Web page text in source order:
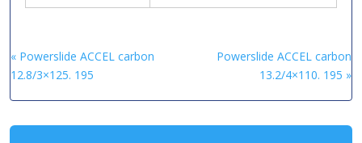
« Powerslide ACCEL carbon
12.8/3×125. 195
Powerslide ACCEL carbon
13.2/4×110. 195 »